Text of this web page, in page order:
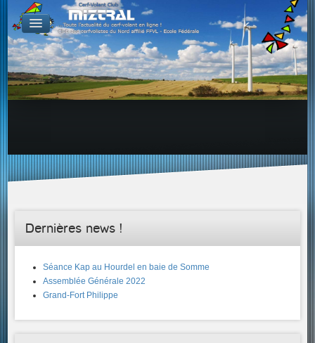
De par le monde
GALERIES
Galerie Photo
Galerie KAP
Galerie Vidéo
Proposer un lien sur votre site Web
Proposer un nouveau lien !
Dernières news !
Séance Kap au Hourdel en baie de Somme
Assemblée Générale 2022
Grand-Fort Philippe